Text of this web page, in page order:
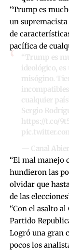
“Trump es
un
de
pacífica de
“Trump es
ideológico,
misógino.
cualquier
Sergio
https://t.co/
— Canal
“El mal manejo
hundieron las
olvidar que
de las
“Con el asalto
Partido
Logró una gran
pocos los